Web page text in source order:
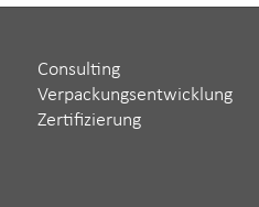
Consulting
Verpackungsentwicklung
Zertifizierung